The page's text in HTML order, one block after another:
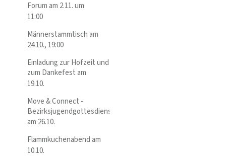
Forum am 2.11. um
11:00
Männerstammtisch am
24.10., 19:00
Einladung zur Hofzeit und
zum Dankefest am
19.10.
Move & Connect -
Bezirksjugendgottesdienst
am 26.10.
Flammkuchenabend am
10.10.